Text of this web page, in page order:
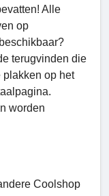
Alle
op
terugvinden die
plakken op het
worden
Coolshop